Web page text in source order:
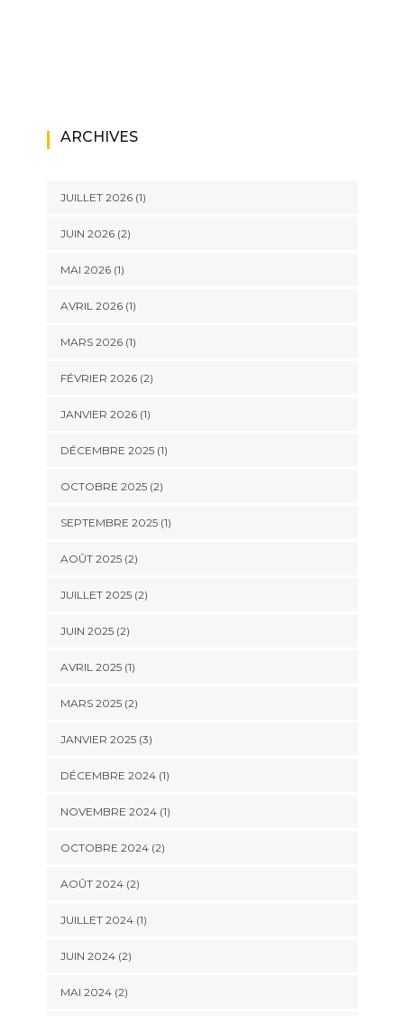
ARCHIVES
JUILLET 2026(1)
JUIN 2026(2)
MAI 2026(1)
AVRIL 2026(1)
MARS 2026(1)
FÉVRIER 2026(2)
JANVIER 2026(1)
DÉCEMBRE 2025(1)
OCTOBRE 2025(2)
SEPTEMBRE 2025(1)
AOÛT 2025(2)
JUILLET 2025(2)
JUIN 2025(2)
AVRIL 2025(1)
MARS 2025(2)
JANVIER 2025(3)
DÉCEMBRE 2024(1)
NOVEMBRE 2024(1)
OCTOBRE 2024(2)
AOÛT 2024(2)
JUILLET 2024(1)
JUIN 2024(2)
MAI 2024(2)